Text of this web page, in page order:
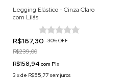
Legging Elástico - Cinza Claro
com Lilás
R$167,30 -30%OFF
R$239,00
R$158,94 com Pix
3 xde R$55,77 sem juros